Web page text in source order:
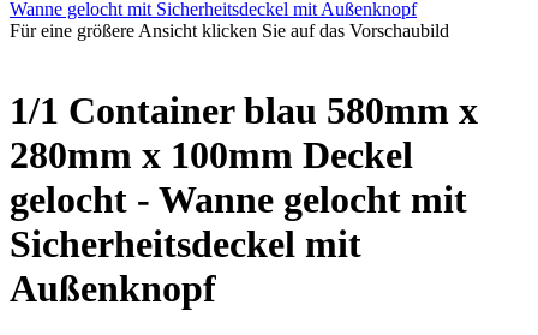
Für eine größere Ansicht klicken Sie auf das Vorschaubild
1/1 Container blau 580mm x
280mm x 100mm Deckel
gelocht - Wanne gelocht mit
Sicherheitsdeckel mit
Außenknopf